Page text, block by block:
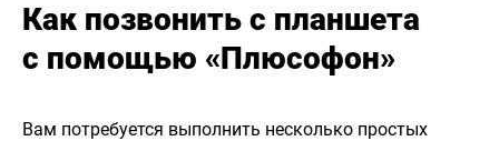
Как позвонить с планшета
с помощью «Плюсофон»
Вам потребуется выполнить несколько простых